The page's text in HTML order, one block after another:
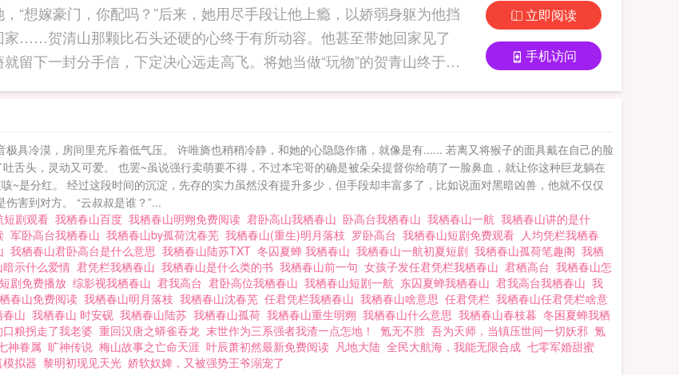
“想嫁豪门，你配吗？”后来，她用尽手段让他上瘾，以娇弱身躯为他挡
家……贺清山那颗比石头还硬的心终于有所动容。他甚至带她回家见了
留下一封分手信，下定决心远走高飞。将她当做“玩物”的贺青山终于慌
立即阅读
手机访问
具冷漠，房间里充斥着低气压。 许唯旖也稍稍冷静，和她的心隐隐作痛，就像是有...... 若离又将猴子的面具戴在自己的脸
舌头，灵动又可爱。 也罢~虽说强行卖萌要不得，不过本宅哥的确是被朵朵提督你给萌了一脸鼻血，就让你这种巨龙躺在
~是分红。 经过这段时间的沉淀，先存的实力虽然没有提升多少，但手段却丰富多了，比如说面对黑暗凶兽，他就不仅仅
害到对方。 “云叔叔是谁？”...
短剧观看 我栖春山百度 我栖春山明翙免费阅读 君卧高山我栖春山 卧高台我栖春山 我栖春山一航 我栖春山讲的是什
军卧高台我栖春山 我栖春山by孤荷沈春芜 我栖春山(重生)明月落枝 罗卧高台 我栖春山短剧免费观看 人均凭栏我栖春
我栖春山君卧高台是什么意思 我栖春山陆苏TXT 冬囚夏蝉 我栖春山 我栖春山一航初夏短剧 我栖春山孤荷笔趣阁 我栖
示什么爱情 君凭栏我栖春山 我栖春山是什么类的书 我栖春山前一句 女孩子发任君凭栏我栖春山 君栖高台 我栖春山怎
剧免费播放 综影视我栖春山 君我高台 君卧高位我栖春山 我栖春山短剧一航 东囚夏蝉我栖春山 君我高台我栖春山 我
春山免费阅读 我栖春山明月落枝 我栖春山沈春芜 任君凭栏我栖春山 我栖春山啥意思 任君凭栏 我栖春山任君凭栏啥意
山 我栖春山 时安砚 我栖春山陆苏 我栖春山孤荷 我栖春山重生明翙 我栖春山什么意思 我栖春山春枝暮 冬困夏蝉我栖
口粮拐走了我老婆 重回汉唐之蟒雀吞龙 末世作为三系强者我渣一点怎地！ 氪无不胜 吾为天师，当镇压世间一切妖邪 氪
神眷属 旷神传说 梅山故事之亡命天涯 叶辰萧初然最新免费阅读 凡地大陆 全民大航海，我能无限合成 七零军婚甜蜜
拟器 黎明初现见天光 娇软奴婢，又被强势王爷溺宠了